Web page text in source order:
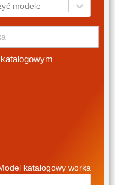
modele
katalogowy worka